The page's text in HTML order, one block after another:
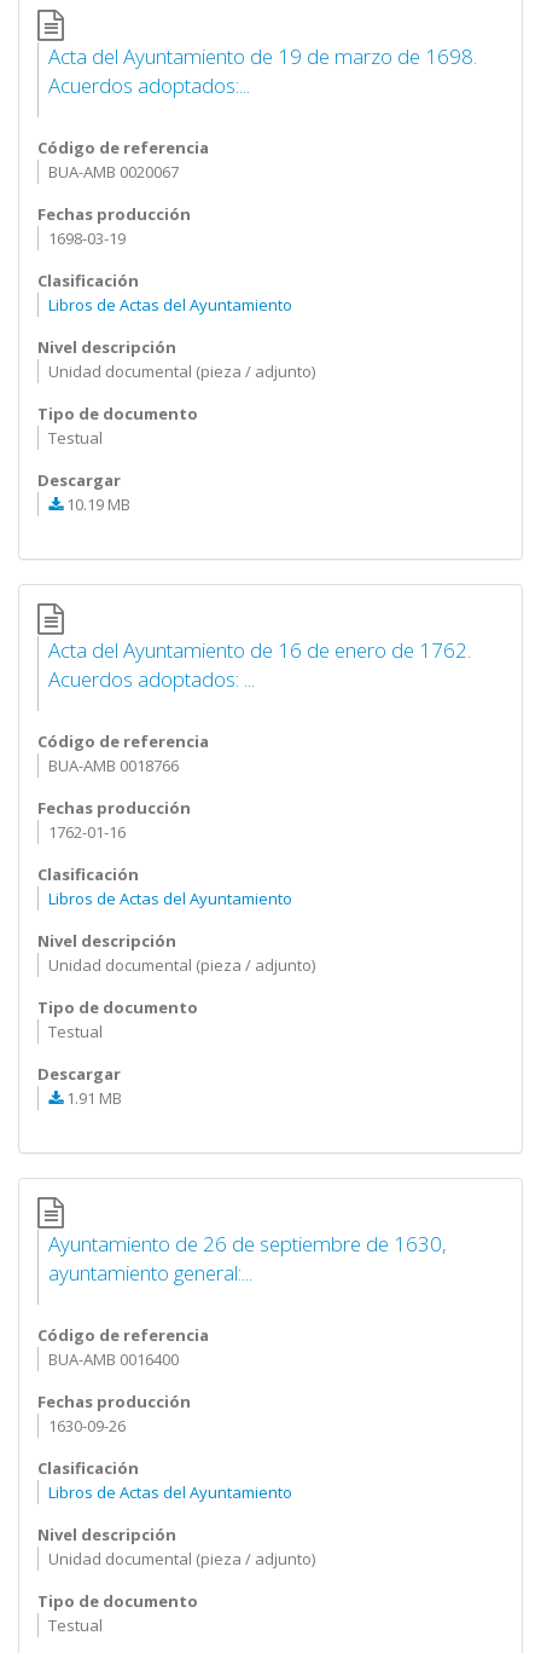
Acta del Ayuntamiento de 19 de marzo de 1698.
Acuerdos adoptados:...
Código de referencia
BUA-AMB 0020067
Fechas producción
1698-03-19
Clasificación
Libros de Actas del Ayuntamiento
Nivel descripción
Unidad documental (pieza / adjunto)
Tipo de documento
Testual
Descargar
10.19 MB
Acta del Ayuntamiento de 16 de enero de 1762.
Acuerdos adoptados: ...
Código de referencia
BUA-AMB 0018766
Fechas producción
1762-01-16
Clasificación
Libros de Actas del Ayuntamiento
Nivel descripción
Unidad documental (pieza / adjunto)
Tipo de documento
Testual
Descargar
1.91 MB
Ayuntamiento de 26 de septiembre de 1630,
ayuntamiento general:...
Código de referencia
BUA-AMB 0016400
Fechas producción
1630-09-26
Clasificación
Libros de Actas del Ayuntamiento
Nivel descripción
Unidad documental (pieza / adjunto)
Tipo de documento
Testual